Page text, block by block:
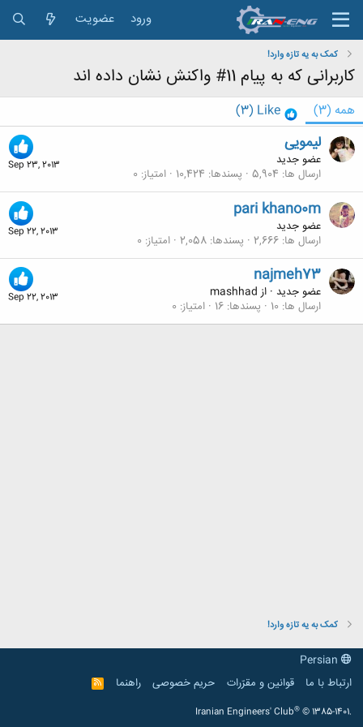
ورود عضویت
کمک به یه تازه وارد!
کاربرانی که به پیام 11# واکنش نشان داده اند
همه (3)
Like
(3)
Sep 23, 2013
لیمویی
عضو جدید
ارسال ها 5,904 پسندها 10,424 امتیاز 0
Sep 22, 2013
pari khano0m
عضو جدید
ارسال ها 2,666 پسندها 2,058 امتیاز 0
Sep 22, 2013
najmeh73
عضو جدید · از mashhad
ارسال ها 10 پسندها 16 امتیاز 0
کمک به یه تازه وارد!
ارتباط با ما
قوانین و مقرّرات حریم خصوصی راهنما
R
S
Iranian Engineers' Club® © 1385-1401.